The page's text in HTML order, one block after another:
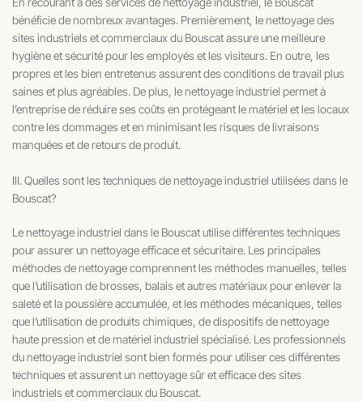
bénéficie de nombreux avantages. Premièrement, le nettoyage des
sites industriels et commerciaux du Bouscat assure une meilleure
hygiène et sécurité pour les employés et les visiteurs. En outre, les
propres et les bien entretenus assurent des conditions de travail plus
saines et plus agréables. De plus, le nettoyage industriel permet à
l’entreprise de réduire ses coûts en protégeant le matériel et les locaux
contre les dommages et en minimisant les risques de livraisons
manquées et de retours de produit.
III. Quelles sont les techniques de nettoyage industriel utilisées dans le
Bouscat?
Le nettoyage industriel dans le Bouscat utilise différentes techniques
pour assurer un nettoyage efficace et sécuritaire. Les principales
méthodes de nettoyage comprennent les méthodes manuelles, telles
que l’utilisation de brosses, balais et autres matériaux pour enlever la
saleté et la poussière accumulée, et les méthodes mécaniques, telles
que l’utilisation de produits chimiques, de dispositifs de nettoyage
haute pression et de matériel industriel spécialisé. Les professionnels
du nettoyage industriel sont bien formés pour utiliser ces différentes
techniques et assurent un nettoyage sûr et efficace des sites
industriels et commerciaux du Bouscat.